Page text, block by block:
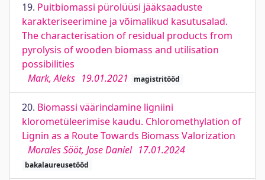
19. Puitbiomassi pürolüüsi jääksaaduste
karakteriseerimine ja võimalikud kasutusalad.
The characterisation of residual products from
pyrolysis of wooden biomass and utilisation
possibilities
Mark, Aleks 19.01.2021 magistritööd
20. Biomassi väärindamine ligniini
klorometüleerimise kaudu. Chloromethylation of
Lignin as a Route Towards Biomass Valorization
Morales Sööt, Jose Daniel 17.01.2024
bakalaureusetööd